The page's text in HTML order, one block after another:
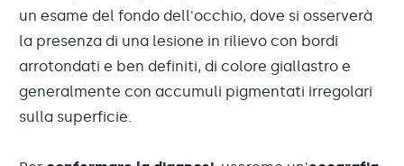
un esame del fondo dell'occhio, dove si osserverà
la presenza di una lesione in rilievo con bordi
arrotondati e ben definiti, di colore giallastro e
generalmente con accumuli pigmentati irregolari
sulla superficie.